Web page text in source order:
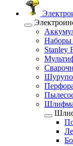
Наборы
Stanley